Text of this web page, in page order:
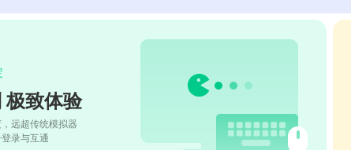
极致体验
远超传统模拟器
录与互通